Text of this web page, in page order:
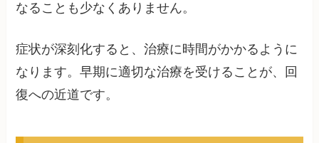
なることも少なくありません。
症状が深刻化すると、治療に時間がかかるように
なります。早期に適切な治療を受けることが、回
復への近道です。